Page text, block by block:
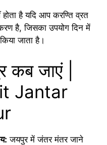
है यदि आप करण्ति व्रत
है, जिसका उपयोग दिन में
जाता है।
जाएं |
Jantar
जयपुर में जंतर मंतर जाने